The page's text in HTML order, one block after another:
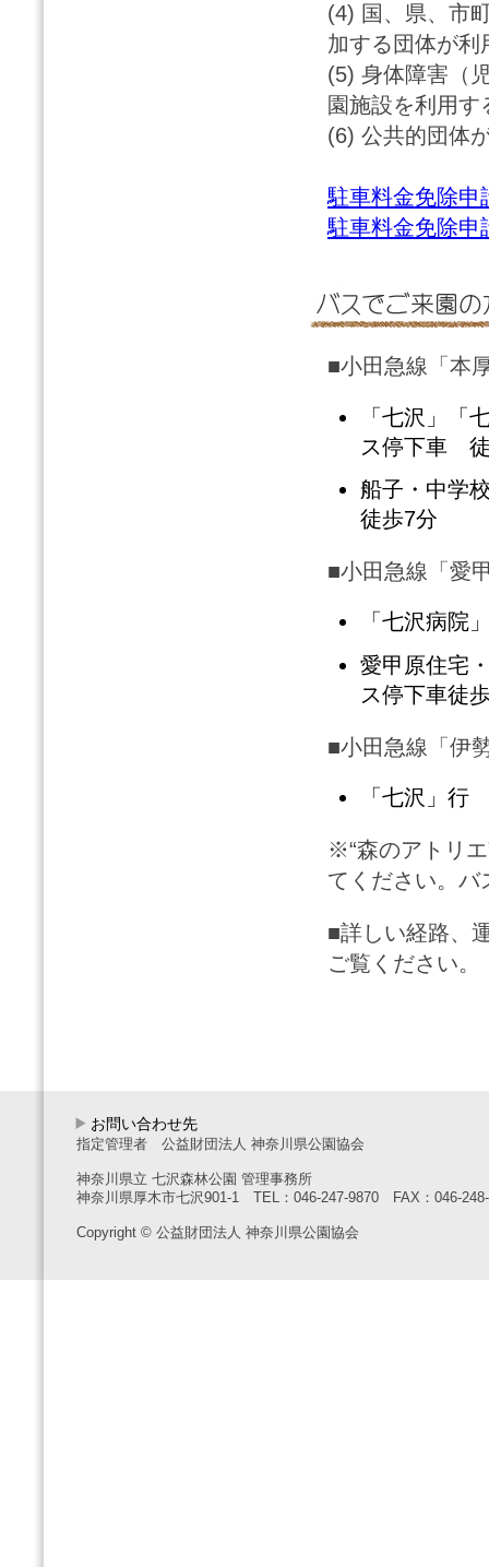
(4) 国、県、市
加する団体が利
(5) 身体障害（
園施設を利用す
(6) 公共的団体
駐車料金免除申
駐車料金免除申
■小田急線「本
「七沢」「
ス停下車
船子・中学
徒歩7分
■小田急線「愛
「七沢病
愛甲原住宅
ス停下車徒
■小田急線「伊
「七沢」
※“森のアトリ
てください。バ
■詳しい経路、
ご覧ください。
お問い合わせ先
指定管理者 公益財団法人 神奈川県公園協会
神奈川県立 七沢森林公園 管理事務所
神奈川県厚木市七沢901-1 TEL：046-247-9870 FAX：046-
Copyright © 公益財団法人 神奈川県公園協会